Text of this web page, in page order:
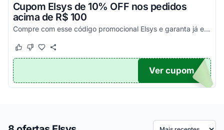
Cupom Elsys de 10% OFF nos pedidos
acima de R$ 100
Compre com esse código promocional Elsys e garanta já esse desconto!
Este cupom funcionou
Este cupom não funcionou
SC10
Ver cupom